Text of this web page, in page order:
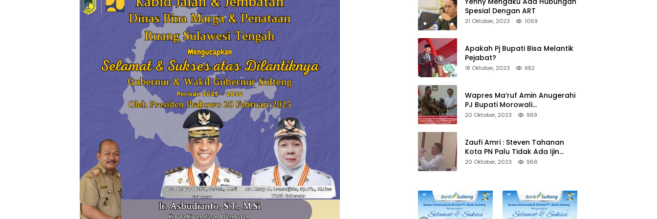
Spesial Dengan ART
21 Oktober, 2023 1069
Apakah Pj Bupati Bisa Melantik
Pejabat?
18 Oktober, 2023 982
Wapres Ma’ruf Amin Anugerahi
PJ Bupati Morowali
Penghargaan Paritrana Award
20 Oktober, 2023 969
Zaufi Amri : Steven Tahanan
Kota PN Palu Tidak Ada Ijin
Keluar Kota
20 Oktober, 2023 966